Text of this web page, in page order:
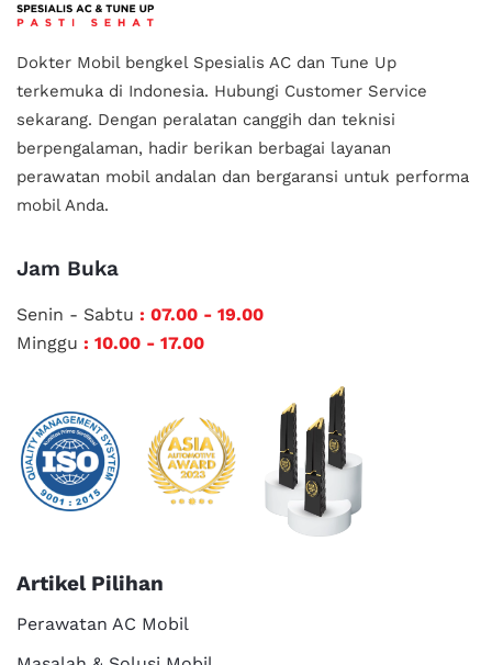
Dokter Mobil bengkel Spesialis AC dan Tune Up
terkemuka di Indonesia. Hubungi Customer Service
sekarang. Dengan peralatan canggih dan teknisi
berpengalaman, hadir berikan berbagai layanan
perawatan mobil andalan dan bergaransi untuk performa
mobil Anda.
Jam Buka
Senin - Sabtu : 07.00 - 19.00
Minggu : 10.00 - 17.00
Artikel Pilihan
Perawatan AC Mobil